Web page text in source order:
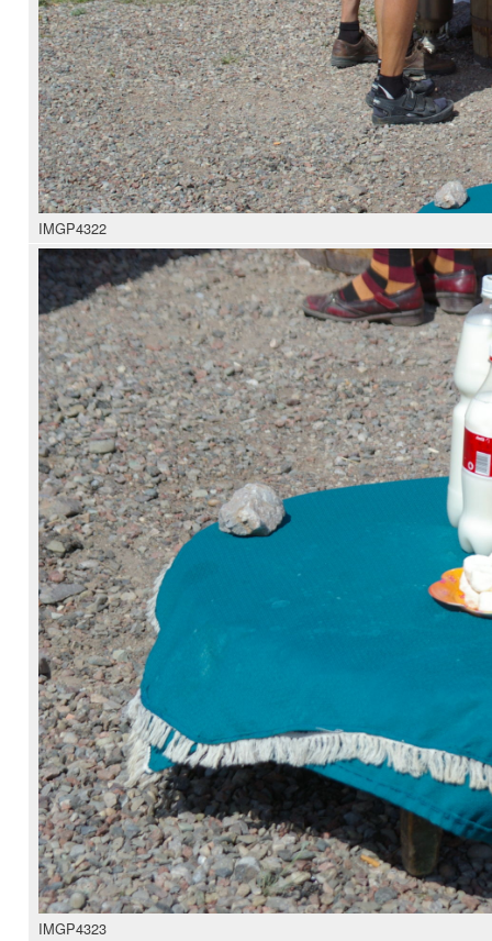
IMGP4322
IMGP4323